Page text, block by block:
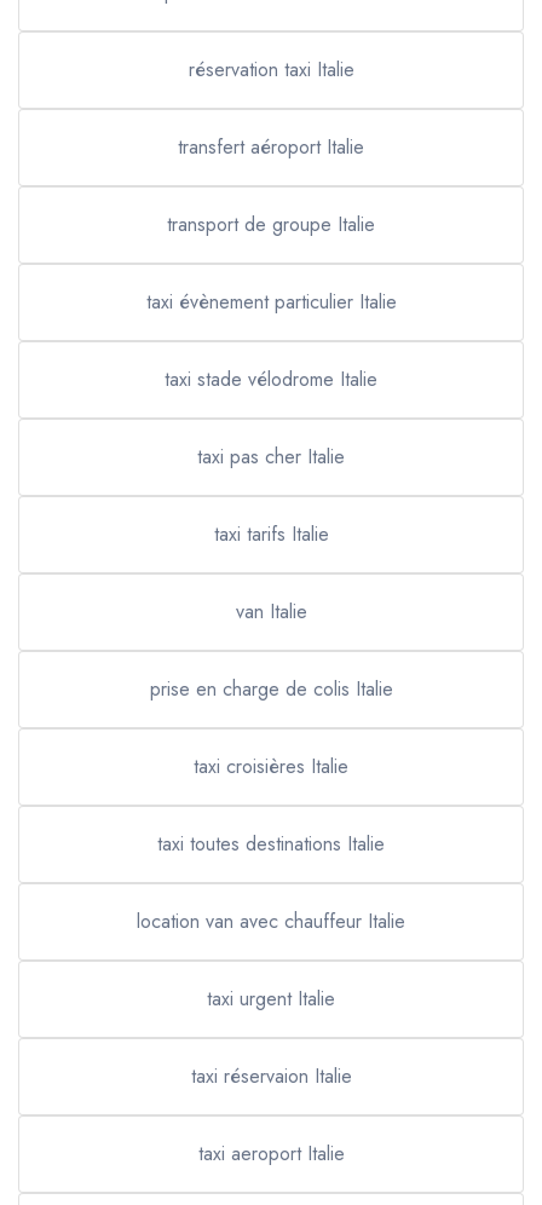
réservation taxi Italie
transfert aéroport Italie
transport de groupe Italie
taxi évènement particulier Italie
taxi stade vélodrome Italie
taxi pas cher Italie
taxi tarifs Italie
van Italie
prise en charge de colis Italie
taxi croisières Italie
taxi toutes destinations Italie
location van avec chauffeur Italie
taxi urgent Italie
taxi réservaion Italie
taxi aeroport Italie